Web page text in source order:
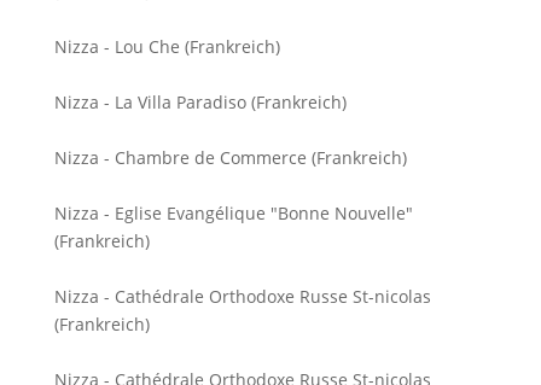
Nizza - Lou Che (Frankreich)
Nizza - La Villa Paradiso (Frankreich)
Nizza - Chambre de Commerce (Frankreich)
Nizza - Eglise Evangélique "Bonne Nouvelle"
(Frankreich)
Nizza - Cathédrale Orthodoxe Russe St-nicolas
(Frankreich)
Nizza - Cathédrale Orthodoxe Russe St-nicolas